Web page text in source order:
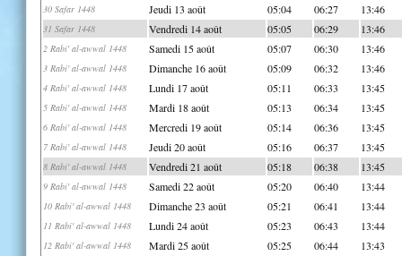
30 Safar 1448 Jeudi 13 août 05:04 06:27 13:46
31 Safar 1448 Vendredi 14 août 05:05 06:29 13:46
2 Rabi' al-awwal 1448 Samedi 15 août 05:07 06:30 13:46
3 Rabi' al-awwal 1448 Dimanche 16 août 05:09 06:32 13:46
4 Rabi' al-awwal 1448 Lundi 17 août 05:11 06:33 13:45
5 Rabi' al-awwal 1448 Mardi 18 août 05:13 06:34 13:45
6 Rabi' al-awwal 1448 Mercredi 19 août 05:14 06:36 13:45
7 Rabi' al-awwal 1448 Jeudi 20 août 05:16 06:37 13:45
8 Rabi' al-awwal 1448 Vendredi 21 août 05:18 06:38 13:45
9 Rabi' al-awwal 1448 Samedi 22 août 05:20 06:40 13:44
10 Rabi' al-awwal 1448 Dimanche 23 août 05:21 06:41 13:44
11 Rabi' al-awwal 1448 Lundi 24 août 05:23 06:43 13:44
12 Rabi' al-awwal 1448 Mardi 25 août 05:25 06:44 13:43